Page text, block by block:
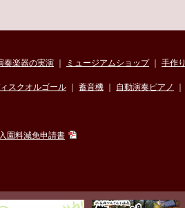
奏楽器の実演 ミュージアムショップ｜ 手作
スクオルゴール 蓄音機 自動演奏ピアノ
入園料減免申請書